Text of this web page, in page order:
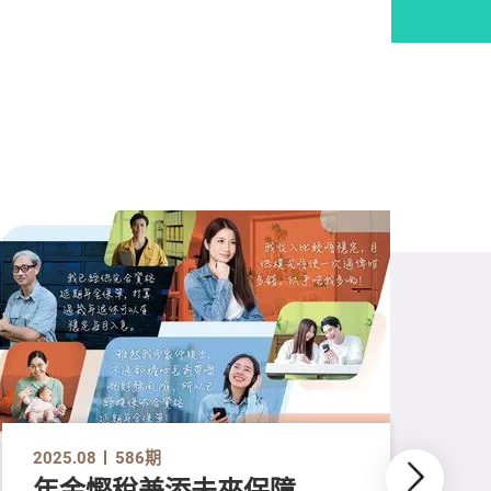
2025.08 586期